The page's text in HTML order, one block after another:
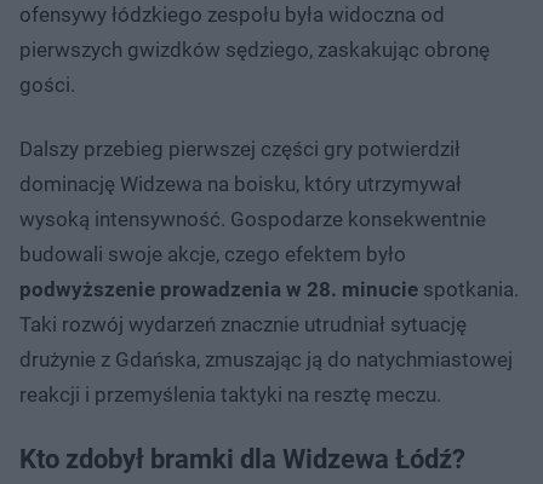
ofensywy łódzkiego zespołu była widoczna od
pierwszych gwizdków sędziego, zaskakując obronę
gości.
Dalszy przebieg pierwszej części gry potwierdził
dominację Widzewa na boisku, który utrzymywał
wysoką intensywność. Gospodarze konsekwentnie
budowali swoje akcje, czego efektem było
podwyższenie prowadzenia w 28. minucie spotkania.
Taki rozwój wydarzeń znacznie utrudniał sytuację
drużynie z Gdańska, zmuszając ją do natychmiastowej
reakcji i przemyślenia taktyki na resztę meczu.
Kto zdobył bramki dla Widzewa Łódź?